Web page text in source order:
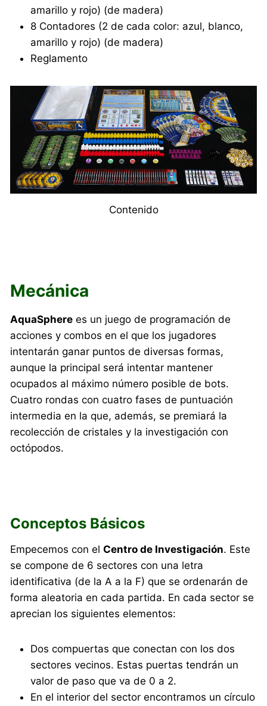
amarillo y rojo) (de madera)
8 Contadores (2 de cada color: azul, blanco,
amarillo y rojo) (de madera)
Reglamento
Contenido
Mecánica
AquaSphere es un juego de programación de
acciones y combos en el que los jugadores
intentarán ganar puntos de diversas formas,
aunque la principal será intentar mantener
ocupados al máximo número posible de bots.
Cuatro rondas con cuatro fases de puntuación
intermedia en la que, además, se premiará la
recolección de cristales y la investigación con
octópodos.
Conceptos Básicos
Empecemos con elCentro de Investigación. Este
se compone de 6 sectores con una letra
identificativa (de la A a la F) que se ordenarán de
forma aleatoria en cada partida. En cada sector se
aprecian los siguientes elementos:
Dos compuertas que conectan con los dos
sectores vecinos. Estas puertas tendrán un
valor de paso que va de 0 a 2.
En el interior del sector encontramos un círculo